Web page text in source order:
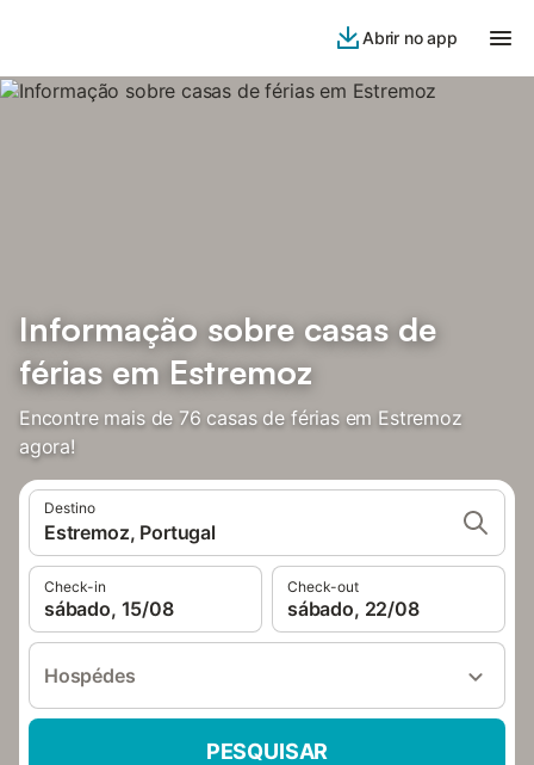
Abrir no app
Informação sobre casas de
férias em Estremoz
Encontre mais de 76 casas de férias em Estremoz
agora!
Destino
Estremoz, Portugal
Check-in
sábado, 15/08
Check-out
sábado, 22/08
Hospédes
PESQUISAR